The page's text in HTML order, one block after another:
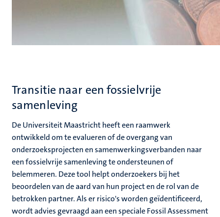
Transitie naar een fossielvrije
samenleving
De Universiteit Maastricht heeft een raamwerk
ontwikkeld om te evalueren of de overgang van
onderzoeksprojecten en samenwerkingsverbanden naar
een fossielvrije samenleving te ondersteunen of
belemmeren. Deze tool helpt onderzoekers bij het
beoordelen van de aard van hun project en de rol van de
betrokken partner. Als er risico's worden geïdentificeerd,
wordt advies gevraagd aan een speciale Fossil Assessment